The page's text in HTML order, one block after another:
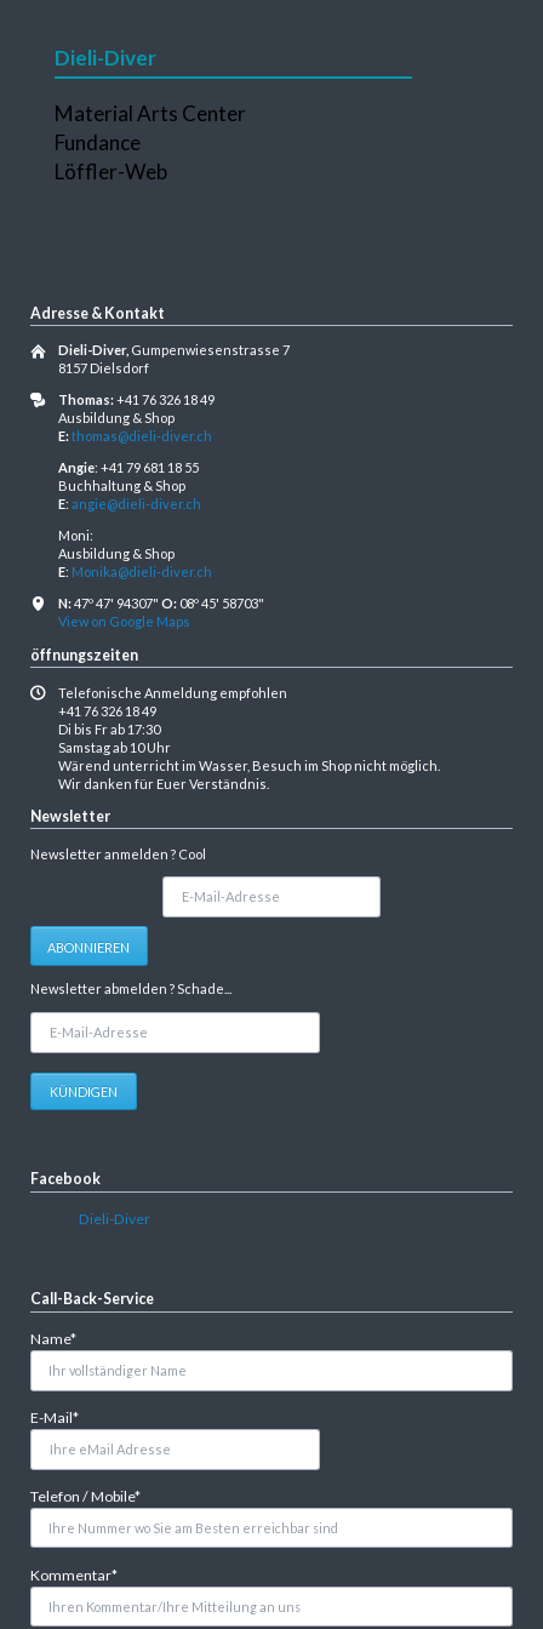
Dieli-Diver
Navigation
überspringen
Material Arts Center
Fundance
Löffler-Web
Adresse & Kontakt
Dieli-Diver, Gumpenwiesenstrasse 7
8157 Dielsdorf
Thomas:+41 76 326 18 49
Ausbildung & Shop
E:thomas@dieli-diver.ch
Angie: +41 79 681 18 55
Buchhaltung & Shop
E: angie@dieli-diver.ch
Moni:
Ausbildung & Shop
E: Monika@dieli-diver.ch
N:47º 47' 94307" O:08º 45' 58703"
View on Google Maps
öffnungszeiten
Telefonische Anmeldung empfohlen
+41 76 326 18 49
Di bis Fr ab 17:30
Samstag ab 10 Uhr
Wärend unterricht im Wasser, Besuch im Shop nicht möglich.
Wir danken für Euer Verständnis.
Newsletter
Newsletter anmelden ? Cool
Adresse
ABONNIEREN
Newsletter abmelden ? Schade...
KÜNDIGEN
Facebook
Dieli-Diver
Call-Back-Service
Pflichtfeld
Name*
Pflichtfeld
E-Mail*
Pflichtfeld
Telefon / Mobile*
Pflichtfeld
Kommentar*